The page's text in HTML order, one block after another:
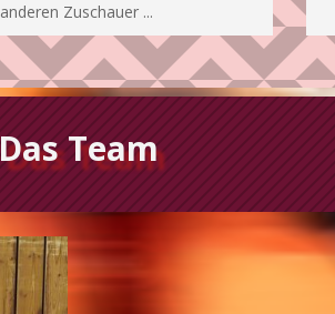
anderen Zuschauer ...
Das Team